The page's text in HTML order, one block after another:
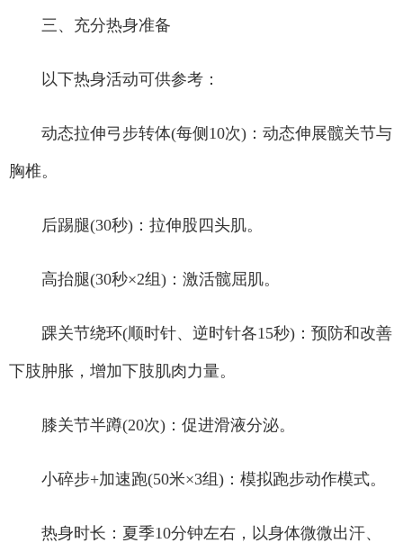
三、充分热身准备
以下热身活动可供参考：
动态拉伸弓步转体(每侧10次)：动态伸展髋关节与
胸椎。
后踢腿(30秒)：拉伸股四头肌。
高抬腿(30秒×2组)：激活髋屈肌。
踝关节绕环(顺时针、逆时针各15秒)：预防和改善
下肢肿胀，增加下肢肌肉力量。
膝关节半蹲(20次)：促进滑液分泌。
小碎步+加速跑(50米×3组)：模拟跑步动作模式。
热身时长：夏季10分钟左右，以身体微微出汗、